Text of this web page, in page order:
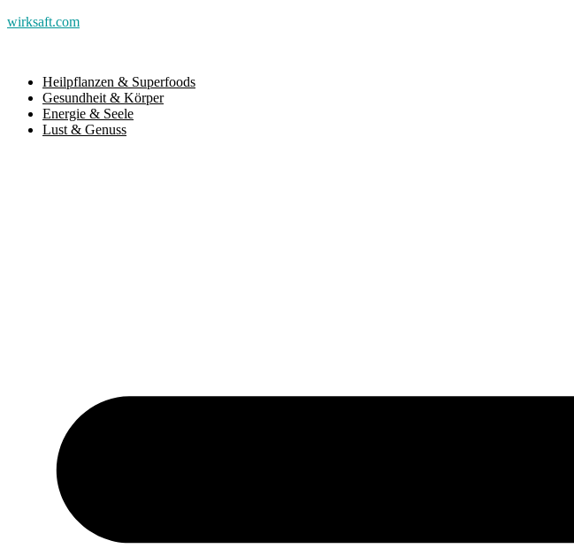
wirksaft.com
Heilpflanzen & Superfoods
Gesundheit & Körper
Energie & Seele
Lust & Genuss